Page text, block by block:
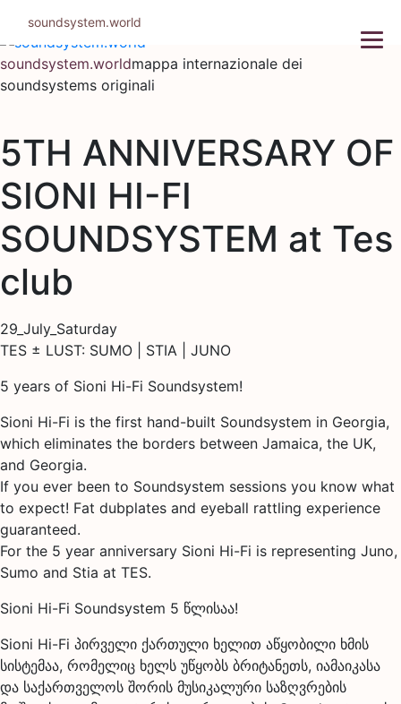
contenuto
soundsystem.worldmappa internazionale dei
soundsystems originali
5TH ANNIVERSARY OF
SIONI HI-FI
SOUNDSYSTEM at Tes
club
29_July_Saturday
TES ± LUST: SUMO | STIA | JUNO
5 years of Sioni Hi-Fi Soundsystem!
Sioni Hi-Fi is the first hand-built Soundsystem in Georgia,
which eliminates the borders between Jamaica, the UK,
and Georgia.
If you ever been to Soundsystem sessions you know what
to expect! Fat dubplates and eyeball rattling experience
guaranteed.
For the 5 year anniversary Sioni Hi-Fi is representing Juno,
Sumo and Stia at TES.
Sioni Hi-Fi Soundsystem 5 წლისაა!
Sioni Hi-Fi პირველი ქართული ხელით აწყობილი ხმის
სისტემაა, რომელიც ხელს უწყობს ბრიტანეთს, იამაიკასა
და საქართველოს შორის მუსიკალური საზღვრების
soundsystem.world